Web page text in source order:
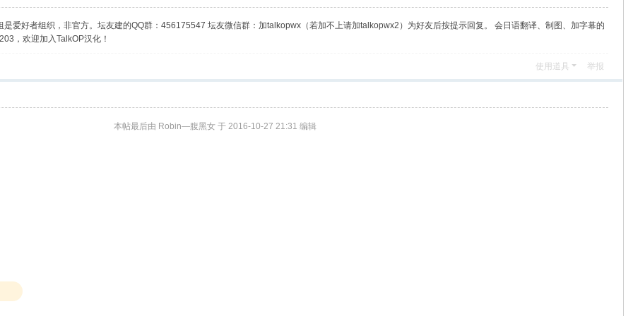
爱好者组织，非官方。坛友建的QQ群：456175547 坛友微信群：加talkopwx（若加不上请加talkopwx2）为好友后按提示回复。 会日语翻译、制图、加字幕的
，欢迎加入TalkOP汉化！
使用道具 举报
本帖最后由 Robin—腹黑女 于 2016-10-27 21:31 编辑